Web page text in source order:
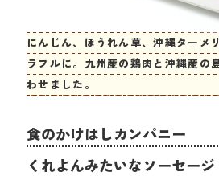
にんじん、ほうれん草、沖縄ターメ
ラフルに。九州産の鶏肉と沖縄産の
わせました。
食のかけはしカンパニー
くれよんみたいなソーセージ